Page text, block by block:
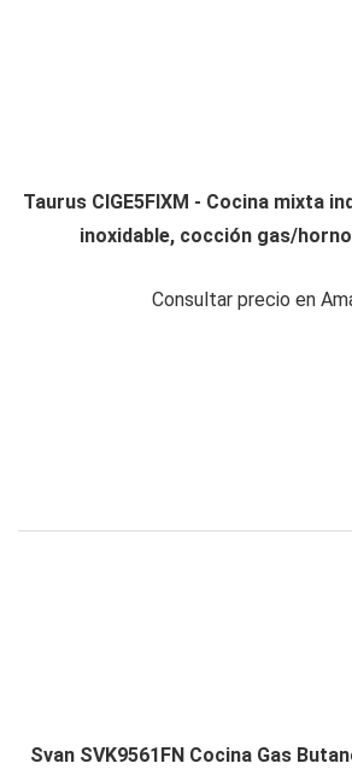
Taurus CIGE5FIXM - Cocina mixta
inoxidable, cocción gas/
Consultar precio en
Svan SVK9561FN Cocina Gas